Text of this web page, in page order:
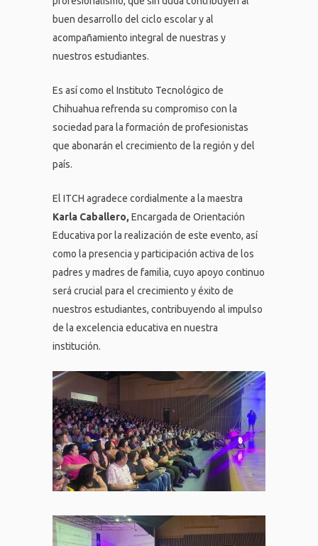
buen desarrollo del ciclo escolar y al
acompañamiento integral de nuestras y
nuestros estudiantes.
Es así como el Instituto Tecnológico de
Chihuahua refrenda su compromiso con la
sociedad para la formación de profesionistas
que abonarán el crecimiento de la región y del
país.
El ITCH agradece cordialmente a la maestra
Karla Caballero, Encargada de Orientación
Educativa por la realización de este evento, así
como la presencia y participación activa de los
padres y madres de familia, cuyo apoyo continuo
será crucial para el crecimiento y éxito de
nuestros estudiantes, contribuyendo al impulso
de la excelencia educativa en nuestra
institución.